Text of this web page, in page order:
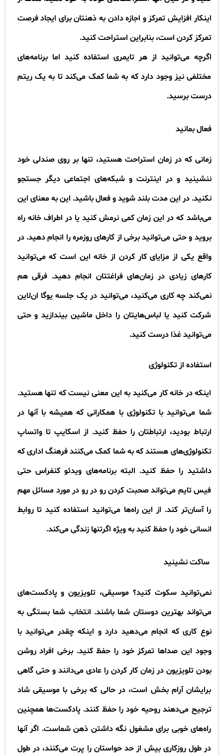
اینکار افزایش تمرکز و اجازه دادن به ذهنتان برای ایجاد فرصت
تمرکز کردن است، بنابراین استراحت کنید.
اگرچه می‌توانید از هر تایمری استفاده کنید اما برنامه‌های
مختلفی نیز وجود دارد که به شما کمک می‌کند تا به یک ریتم
درست برسید.
فعال بمانید
زمانی که در زمان استراحت هستید، تنها بر روی صندلی خود
ننشینید و در اینترنت و شبکه‌های اجتماعی دیگر جستجو
نکنید. در این مدت بلند شوید و فعال باشید. این به معنای این
می‌باشد که در این زمان کمی نرمش کنید یا در اطراف خانه راه
بروید و حتی می‌توانید برخی از کارهای روزمره را انجام دهید. در
واقع یکی از مزایای کار کردن از خانه این است که می‌توانید
کارهای زیادی در زمان‌های فراغتتان انجام دهید. فرقی هم
نمی‌کند چه کاری می‌کنید، می‌توانید در یک جلسه یوگا ان‌لاین
شرکت کنید یا لباس‌هایتان را داخل ماشین بیندازید و حتی
می‌توانید غذا درست کنید.
استفاده از تکنولوژی
​​​​​​​اینکه در خانه کار می‌کنید به این معنی نیست که تنها هستید.
شما می‌توانید با تکنولوژی‌ با همکارانی که همیشه با آنها در
ارتباط بودید، ارتباطتان را حفظ کنید. از اسکایپ تا واتساپ
تکنولوژی‌های هستند که به شما کمک می‌کنند فرهنگ اداری که
داشتید را حفظ کنید. البته برنامه‌های ویدئو کنفراس حتی
فیس تایم می‌تواند صحبت کردن رو در رو در مورد مسائل مهم
را آسان‌تر کند. از این راه‌ها می‌توانید استفاده کنید تا روابط
انسانی خود را حفظ کنید به ویژه اگرتنها زندگی می‌کند.​​​​​​​​
ساکت نشینید
نمی‌توانید سکوت کنید؟ موسیقی، تلویزیون و پادکست‌های
می‌تواند بهترین دوستان شما باشند. انتخاب شما بستگی به
نوع کاری که انجام می‌دهید دارد و اینکه چقدر می‌توانید با
وجود این صداها تمرکز خود را حفظ کنید. برخی افراد روشن
بودن تلویزیون در زمان کار کردن را عادی می‌دانند و حتی گاهی
برایشان آرام بخش است، در حالی که برخی با موسیقی شاد
ترجیح می‌دهند روحیه خود را حفظ کنند. پادکست‌­ها همچنین
راه‌های خوبی برای مشغول نگه‌ داشتن ذهن شماست. اگر آنها
در طول روزکاری بیش از حد حواستان را پرت می‌کنند، در طول